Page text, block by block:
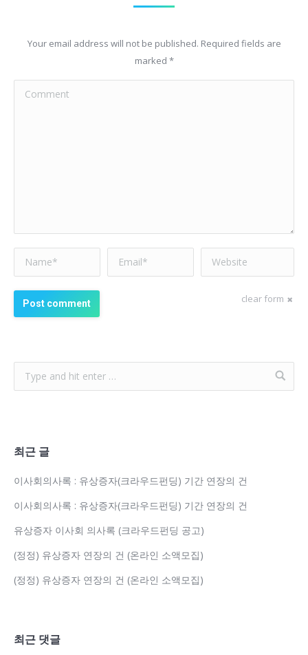
Your email address will not be published. Required fields are
marked *
Comment
Name * Email * Website
clear form
Post comment
최근 글
이사회의사록 : 유상증자(크라우드펀딩) 기간 연장의 건
이사회의사록 : 유상증자(크라우드펀딩) 기간 연장의 건
유상증자 이사회 의사록 (크라우드펀딩 공고)
(정정) 유상증자 연장의 건 (온라인 소액모집)
(정정) 유상증자 연장의 건 (온라인 소액모집)
최근 댓글